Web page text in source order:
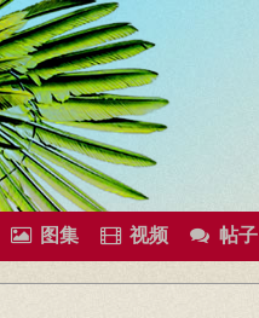
王菲留言用户中心王菲资料档案
图集 视频 帖子